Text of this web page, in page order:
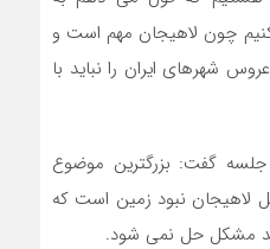
چون لاهیجان مهم است و
شهرهای ایران را نباید با
جلسه گفت: بزرگترین موضوع
لاهیجان نبود زمین است که
مشکل حل نمی شود.